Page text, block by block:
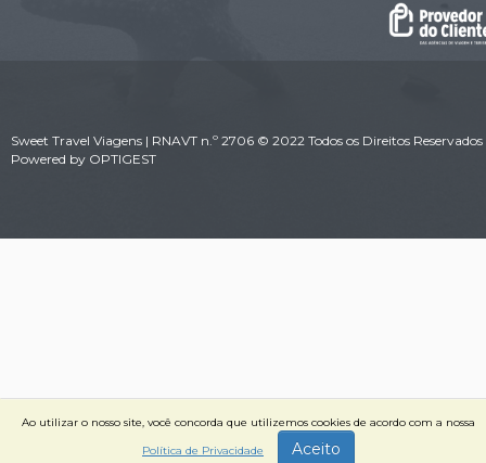
Sweet Travel Viagens | RNAVT n.º 2706 © 2022 Todos os Direitos Reservados
Powered by OPTIGEST
Ao utilizar o nosso site, você concorda que utilizemos cookies de acordo com a nossa
Política de Privacidade
Aceito